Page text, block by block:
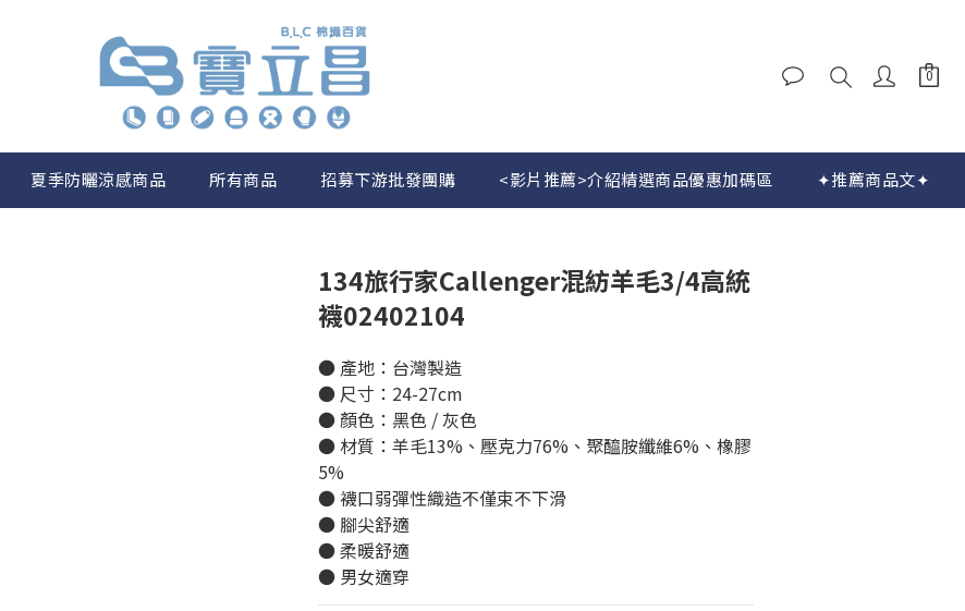
夏季防曬涼感商品 所有商品 招募下游批發團購 <影片推薦>介紹精選商品優惠加碼區 ✦推薦商品文✦
134旅行家Callenger混紡羊毛3/4高統
襪02402104
● 產地：台灣製造
● 尺寸：24-27cm
● 顏色：黑色 / 灰色
● 材質：羊毛13%、壓克力76%、聚醯胺纖維6%、橡膠
5%
● 襪口弱彈性織造不僅束不下滑
● 腳尖舒適
● 柔暖舒適
● 男女適穿